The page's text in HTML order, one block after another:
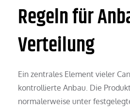
Regeln für
Verteilung
Ein zentrales Element vieler
kontrollierte Anbau. Die
normalerweise unter